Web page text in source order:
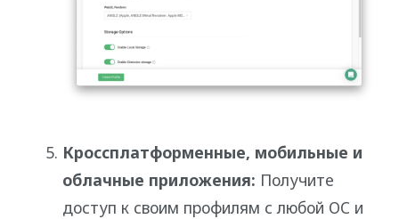
Кроссплатформенные, мобильные и
облачные приложения: Получите
доступ к своим профилям с любой ОС и